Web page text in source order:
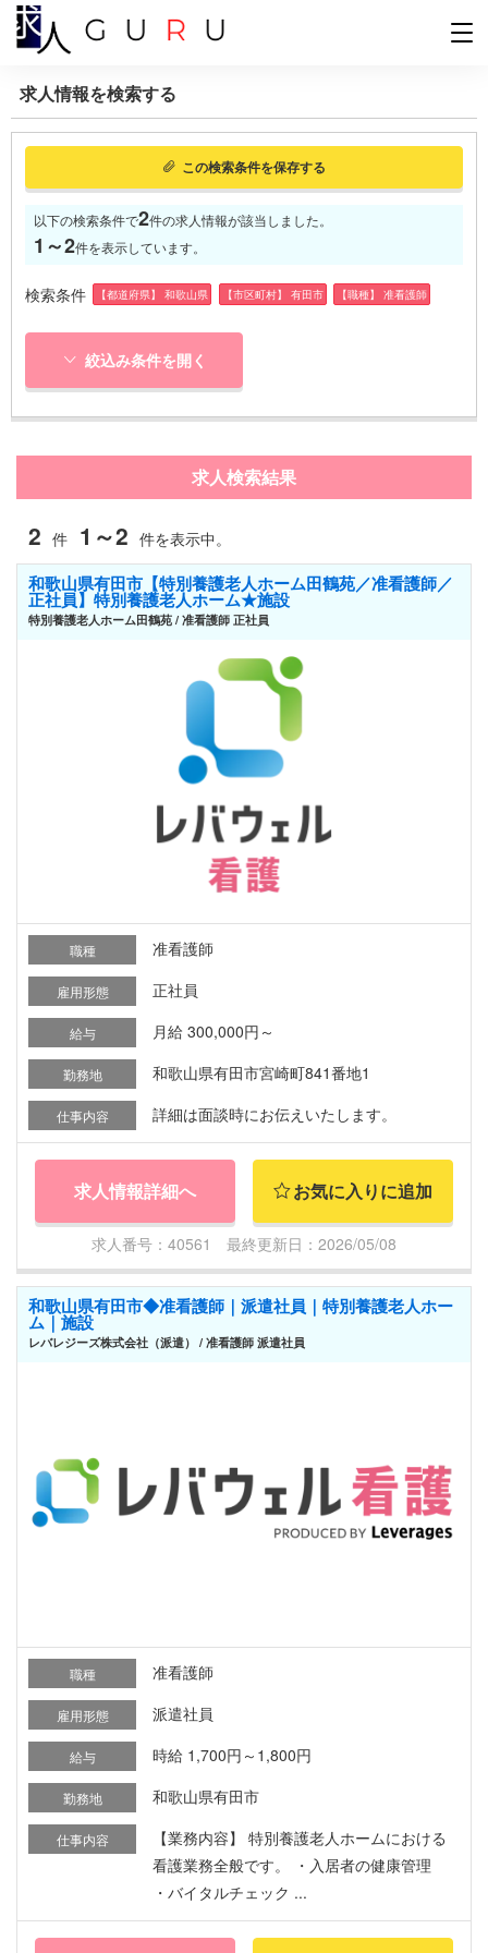
求人情報を検索する
この検索条件を保存する
以下の検索条件で2件の求人情報が該当しました。
1～2件を表示しています。
検索条件 【都道府県】 和歌山県 【市区町村】 有田市 【職種】 准看護師
絞込み条件を開く
求人検索結果
2 件 1～2 件を表示中。
和歌山県有田市【特別養護老人ホーム田鶴苑／准看護師／
正社員】特別養護老人ホーム★施設
特別養護老人ホーム田鶴苑 / 准看護師 正社員
職種 准看護師
雇用形態 正社員
給与 月給 300,000円～
勤務地 和歌山県有田市宮崎町841番地1
仕事内容 詳細は面談時にお伝えいたします。
求人情報詳細へ お気に入りに追加
求人番号：40561 最終更新日：2026/05/08
和歌山県有田市◆准看護師｜派遣社員｜特別養護老人ホー
ム｜施設
レバレジーズ株式会社（派遣） / 准看護師 派遣社員
職種 准看護師
雇用形態 派遣社員
給与 時給 1,700円～1,800円
勤務地 和歌山県有田市
仕事内容
【業務内容】 特別養護老人ホームにおける
看護業務全般です。 ・入居者の健康管理
・バイタルチェック ...